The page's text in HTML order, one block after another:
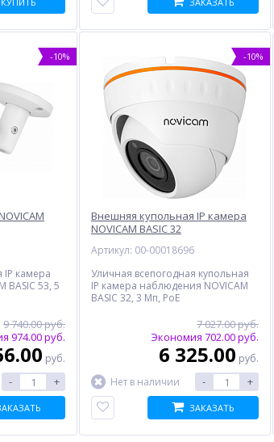
Папка-конверт на кнопке
красная
13.00 руб.
Комплект
GI-490 для
210 мл,
-10%
IP камера
BASIC 53, 5
9 740.00 руб.
974.00 руб.
руб.
- +
-10%
Внешняя купольная IP камера
NOVICAM BASIC 32
Артикул: 00-00018696
Уличная всепогодная купольная
IP камера наблюдения NOVICAM
BASIC 32, 3 Мп, PoE
7 027.00 руб.
Экономия 702.00 руб.
6 325.00 руб.
Нет в наличии
- +
ЗАКАЗАТЬ